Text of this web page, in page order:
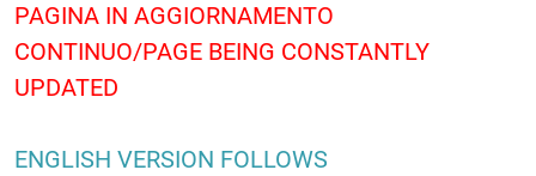
PAGINA IN AGGIORNAMENTO
CONTINUO/PAGE BEING CONSTANTLY
UPDATED
ENGLISH VERSION FOLLOWS